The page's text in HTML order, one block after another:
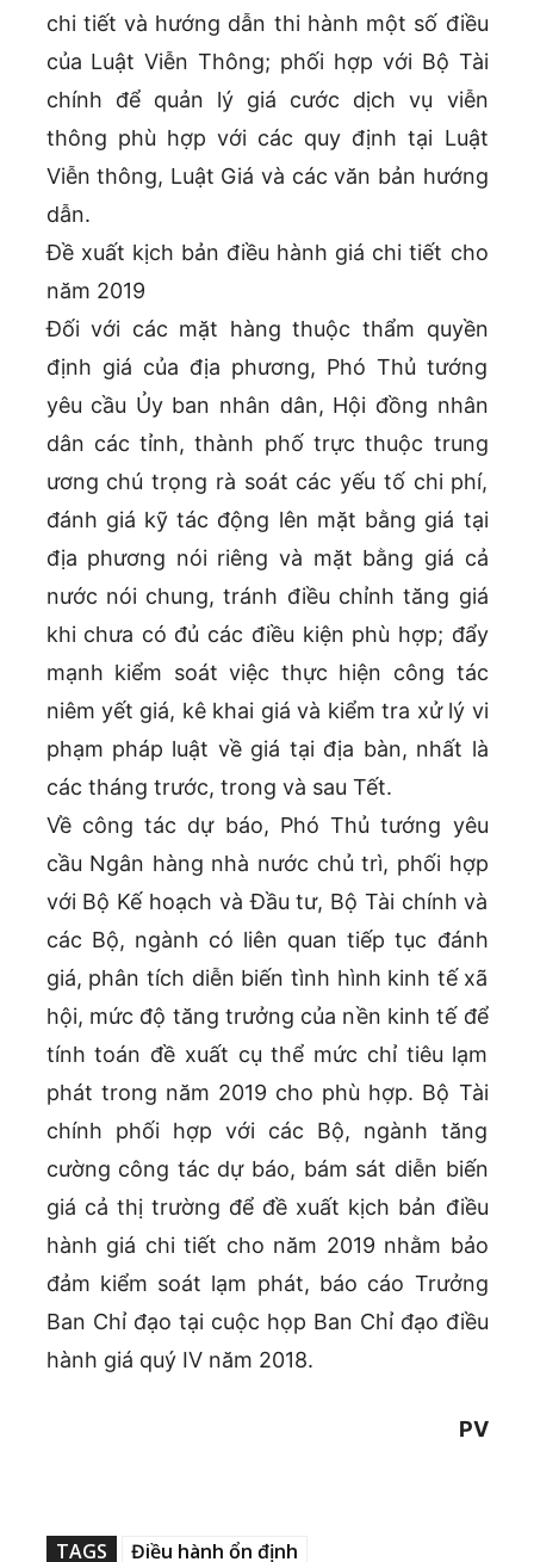
chi tiết và hướng dẫn thi hành một số điều
của Luật Viễn Thông; phối hợp với Bộ Tài
chính để quản lý giá cước dịch vụ viễn
thông phù hợp với các quy định tại Luật
Viễn thông, Luật Giá và các văn bản hướng
dẫn.
Đề xuất kịch bản điều hành giá chi tiết cho
năm 2019
Đối với các mặt hàng thuộc thẩm quyền
định giá của địa phương, Phó Thủ tướng
yêu cầu Ủy ban nhân dân, Hội đồng nhân
dân các tỉnh, thành phố trực thuộc trung
ương chú trọng rà soát các yếu tố chi phí,
đánh giá kỹ tác động lên mặt bằng giá tại
địa phương nói riêng và mặt bằng giá cả
nước nói chung, tránh điều chỉnh tăng giá
khi chưa có đủ các điều kiện phù hợp; đẩy
mạnh kiểm soát việc thực hiện công tác
niêm yết giá, kê khai giá và kiểm tra xử lý vi
phạm pháp luật về giá tại địa bàn, nhất là
các tháng trước, trong và sau Tết.
Về công tác dự báo, Phó Thủ tướng yêu
cầu Ngân hàng nhà nước chủ trì, phối hợp
với Bộ Kế hoạch và Đầu tư, Bộ Tài chính và
các Bộ, ngành có liên quan tiếp tục đánh
giá, phân tích diễn biến tình hình kinh tế xã
hội, mức độ tăng trưởng của nền kinh tế để
tính toán đề xuất cụ thể mức chỉ tiêu lạm
phát trong năm 2019 cho phù hợp. Bộ Tài
chính phối hợp với các Bộ, ngành tăng
cường công tác dự báo, bám sát diễn biến
giá cả thị trường để đề xuất kịch bản điều
hành giá chi tiết cho năm 2019 nhằm bảo
đảm kiểm soát lạm phát, báo cáo Trưởng
Ban Chỉ đạo tại cuộc họp Ban Chỉ đạo điều
hành giá quý IV năm 2018.
PV
TAGS Điều hành ổn định